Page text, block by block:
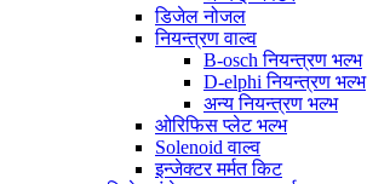
डिजेल नोजल
नियन्त्रण वाल्व
B-osch नियन्त्रण भल्भ
D-elphi नियन्त्रण भल्भ
अन्य नियन्त्रण भल्भ
ओरिफिस प्लेट भल्भ
Solenoid वाल्व
इन्जेक्टर मर्मत किट